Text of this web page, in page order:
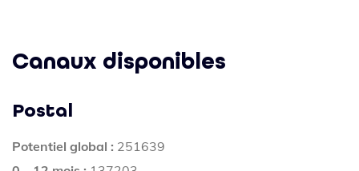
Canaux disponibles
Postal
Potentiel global : 251639